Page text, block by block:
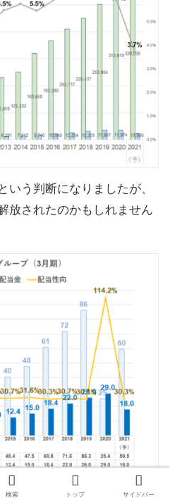
いう判断になりましたが、
放されたのかもしれません
検索 トップ サイドバー